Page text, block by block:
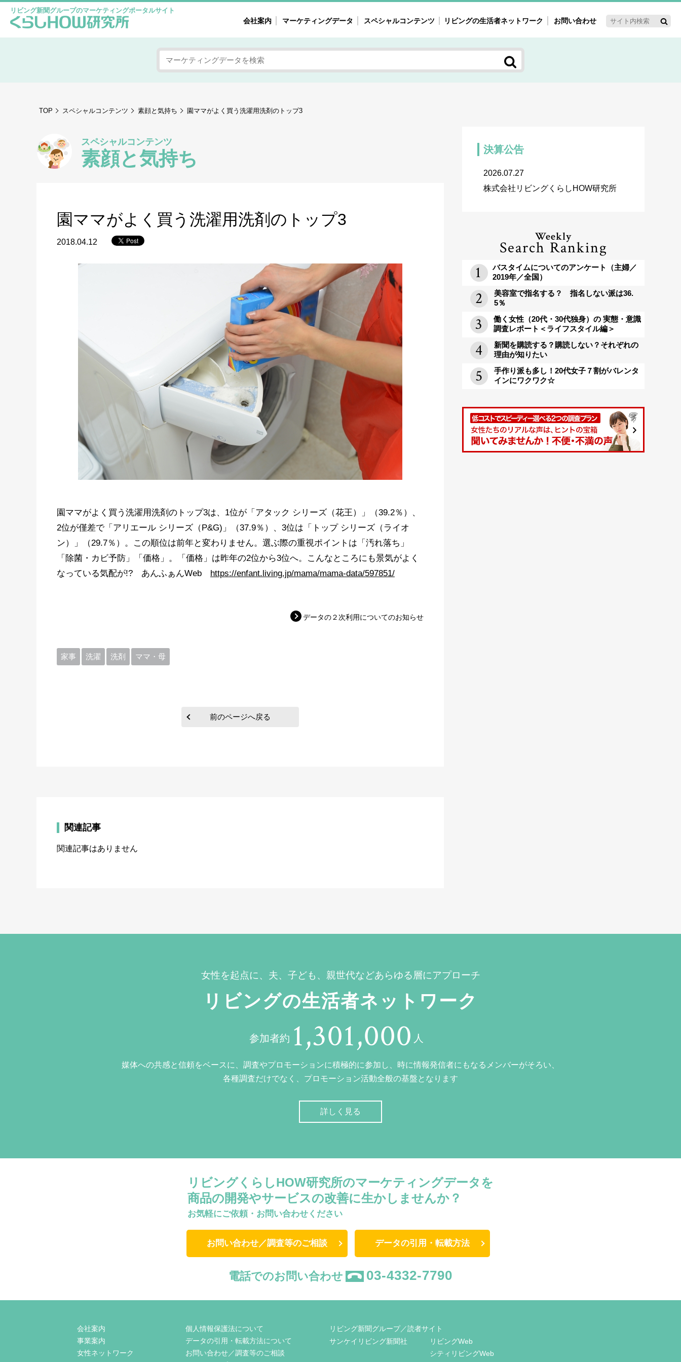
リビング新聞グループのマーケティングポータルサイト
会社案内 マーケティングデータ スペシャルコンテンツ
女性の気持ちと消費がリアルに見える
自主調査レポート
注目ターゲット・重点テーマ
40'ｓ～60'ｓマーケット研究室
リビングの生活者ネットワーク お問い合わせ
TOP スペシャルコンテンツ 素顔と気持ち 園ママがよく買う洗濯用洗剤のトップ3
スペシャルコンテンツ
素顔と気持ち
園ママがよく買う洗濯用洗剤のトップ3
2018.04.12
園ママがよく買う洗濯用洗剤のトップ3は、1位が「アタック シリーズ（花王）」（39.2％）、
2位が僅差で「アリエール シリーズ（P&G)」（37.9％）、3位は「トップ シリーズ（ライオ
ン）」（29.7％）。この順位は前年と変わりません。選ぶ際の重視ポイントは「汚れ落ち」
「除菌・カビ予防」「価格」。「価格」は昨年の2位から3位へ。こんなところにも景気がよく
なっている気配が!? あんふぁんWeb https://enfant.living.jp/mama/mama-data/597851/
データの２次利用についてのお知らせ
家事 洗濯 洗剤 ママ・母
前のページへ戻る
関連記事
関連記事はありません
決算公告
2026.07.27
株式会社リビングくらしHOW研究所
Weekly
Search Ranking
バスタイムについてのアンケート（主婦／
2019年／全国）
美容室で指名する？ 指名しない派は36.
5％
働く女性（20代・30代独身）の 実態・意識
調査レポート＜ライフスタイル編＞
新聞を購読する？購読しない？それぞれの
理由が知りたい
手作り派も多し！20代女子７割がバレンタ
インにワクワク☆
女性を起点に、夫、子ども、親世代などあらゆる層にアプローチ
リビングの生活者ネットワーク
参加者約 1,301,000 人
媒体への共感と信頼をベースに、調査やプロモーションに積極的に参加し、時に情報発信者にもなるメンバーがそろい、
各種調査だけでなく、プロモーション活動全般の基盤となります
詳しく見る
リビングくらしHOW研究所のマーケティングデータを
商品の開発やサービスの改善に生かしませんか？
お気軽にご依頼・お問い合わせください
お問い合わせ／調査等のご相談 データの引用・転載方法
電話でのお問い合わせ 03-4332-7790
会社案内
事業案内
女性ネットワーク
個人情報保護法について
データの引用・転載方法について
お問い合わせ／調査等のご相談
リビング新聞グループ／読者サイト
サンケイリビング新聞社
リビングWeb
シティリビングWeb